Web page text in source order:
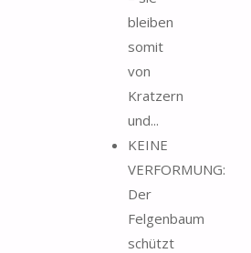
bleiben
somit
von
Kratzern
und...
KEINE
VERFORMUNG:
Der
Felgenbaum
schützt